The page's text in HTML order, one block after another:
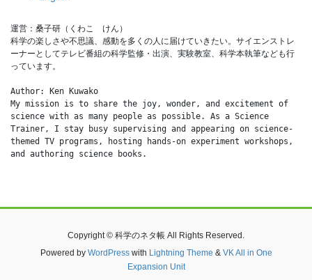
運営：桑子研（くわこ　けん）
科学の楽しさや不思議、感動を多くの人に届けていきたい。サイエンストレ
ーナーとしてテレビ番組の科学監修・出演、実験教室、科学本執筆なども行
っています。
Author: Ken Kuwako
My mission is to share the joy, wonder, and excitement of
science with as many people as possible. As a Science
Trainer, I stay busy supervising and appearing on science-
themed TV programs, hosting hands-on experiment workshops,
and authoring science books.
Copyright © 科学のネタ帳 All Rights Reserved.
Powered by WordPresswith Lightning Theme & VK All in One
Expansion Unit